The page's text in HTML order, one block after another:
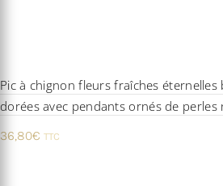
Pic à chignon fleurs fraîches
dorées avec pendants ornés de perles
36,80€ TTC